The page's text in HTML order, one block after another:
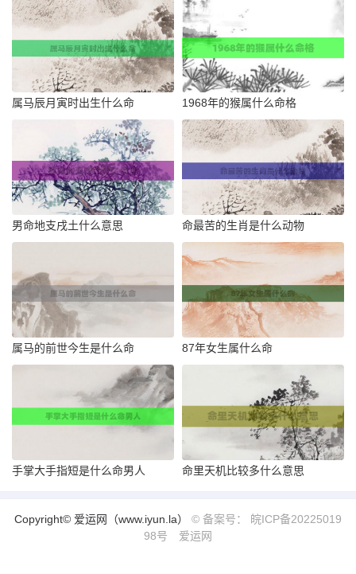
属马辰月寅时出生什么命 1968年的猴属什么命格
男命地支戌土什么意思 命最苦的生肖是什么动物
属马的前世今生是什么命 87年女生属什么命
手掌大手指短是什么命男人 命里天机比较多什么意思
Copyright© 爱运网（www.iyun.la） © 备案号： 皖ICP备20225019
98号
爱运网